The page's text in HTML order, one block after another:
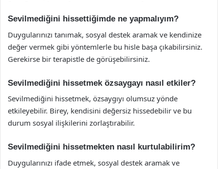
Sevilmediğini hissettiğimde ne yapmalıyım?
Duygularınızı tanımak, sosyal destek aramak ve kendinize
değer vermek gibi yöntemlerle bu hisle başa çıkabilirsiniz.
Gerekirse bir terapistle de görüşebilirsiniz.
Sevilmediğini hissetmek özsaygayı nasıl etkiler?
Sevilmediğini hissetmek, özsaygıyı olumsuz yönde
etkileyebilir. Birey, kendisini değersiz hissedebilir ve bu
durum sosyal ilişkilerini zorlaştırabilir.
Sevilmediğini hissetmekten nasıl kurtulabilirim?
Duygularınızı ifade etmek, sosyal destek aramak ve